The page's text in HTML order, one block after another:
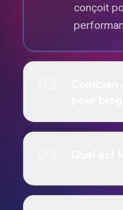
conçoit
Le tarif
ou un
7 jours